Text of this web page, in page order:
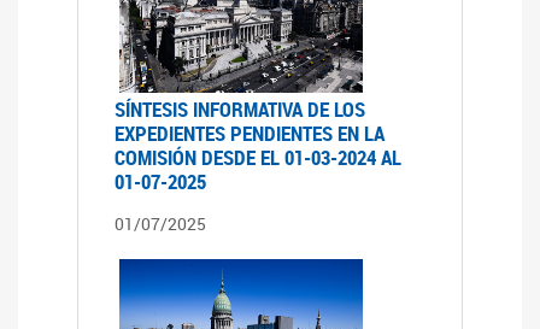
SÍNTESIS INFORMATIVA DE LOS
EXPEDIENTES PENDIENTES EN LA
COMISIÓN DESDE EL 01-03-2024 AL
01-07-2025
01/07/2025